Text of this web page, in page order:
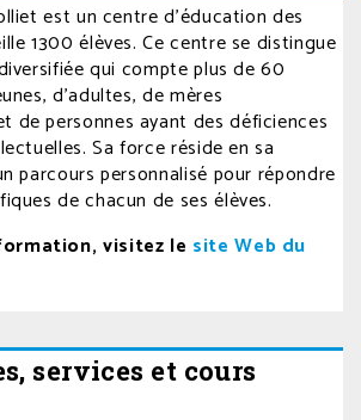
est un centre d’éducation des
1300 élèves. Ce centre se distingue
qui compte plus de 60
d’adultes, de mères
de personnes ayant des déficiences
Sa force réside en sa
parcours personnalisé pour répondre
de chacun de ses élèves.
visitez le site Web du
services et cours